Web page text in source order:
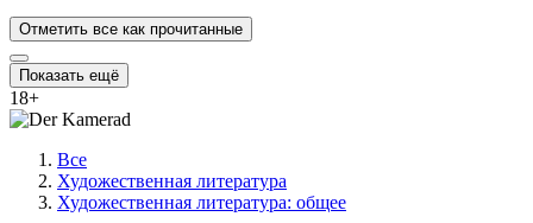
Отметить все как прочитанные
Показать ещё
18+
Все
Художественная литература
Художественная литература: общее